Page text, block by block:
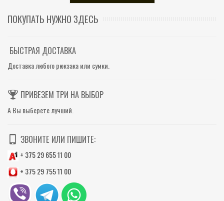
ПОКУПАТЬ НУЖНО ЗДЕСЬ
БЫСТРАЯ ДОСТАВКА
Доставка любого рюкзака или сумки.
ПРИВЕЗЕМ ТРИ НА ВЫБОР
А Вы выберете лучший.
ЗВОНИТЕ ИЛИ ПИШИТЕ:
+ 375 29 655 11 00
+ 375 29 755 11 00